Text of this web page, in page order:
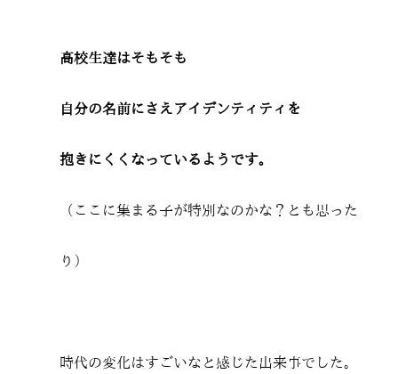
高校生達はそもそも
自分の名前にさえアイデンティティを
抱きにくくなっているようです。
（ここに集まる子が特別なのかな？とも思った
り）
時代の変化はすごいなと感じた出来事でした。